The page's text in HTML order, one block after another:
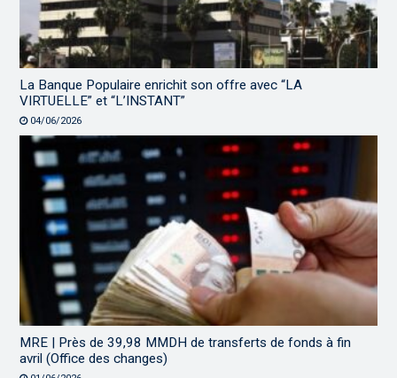
La Banque Populaire enrichit son offre avec “LA
VIRTUELLE” et “L’INSTANT”
04/06/2026
MRE | Près de 39,98 MMDH de transferts de fonds à fin
avril (Office des changes)